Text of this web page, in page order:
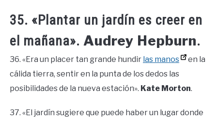
35. «Plantar un jardín es creer en
el mañana». Audrey Hepburn.
36. «Era un placer tan grande hundir las manos
en la
cálida tierra, sentir en la punta de los dedos las
posibilidades de la nueva estación». Kate Morton.
37. «El jardín sugiere que puede haber un lugar donde